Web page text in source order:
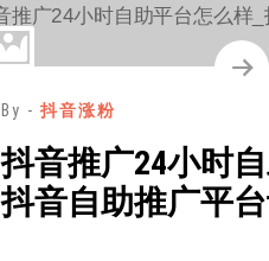
By - 抖音涨粉
抖音推广24小时
抖音自助推广平